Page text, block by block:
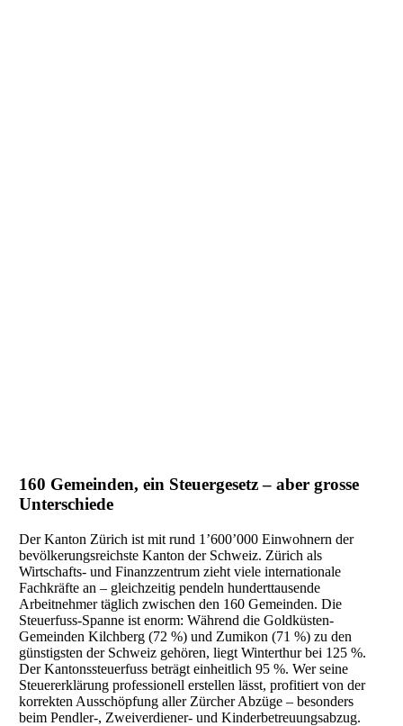
160 Gemeinden, ein Steuergesetz – aber grosse
Unterschiede
Der Kanton Zürich ist mit rund 1’600’000 Einwohnern der
bevölkerungsreichste Kanton der Schweiz. Zürich als
Wirtschafts- und Finanzzentrum zieht viele internationale
Fachkräfte an – gleichzeitig pendeln hunderttausende
Arbeitnehmer täglich zwischen den 160 Gemeinden. Die
Steuerfuss-Spanne ist enorm: Während die Goldküsten-
Gemeinden Kilchberg (72 %) und Zumikon (71 %) zu den
günstigsten der Schweiz gehören, liegt Winterthur bei 125 %.
Der Kantonssteuerfuss beträgt einheitlich 95 %. Wer seine
Steuererklärung professionell erstellen lässt, profitiert von der
korrekten Ausschöpfung aller Zürcher Abzüge – besonders
beim Pendler-, Zweiverdiener- und Kinderbetreuungsabzug.